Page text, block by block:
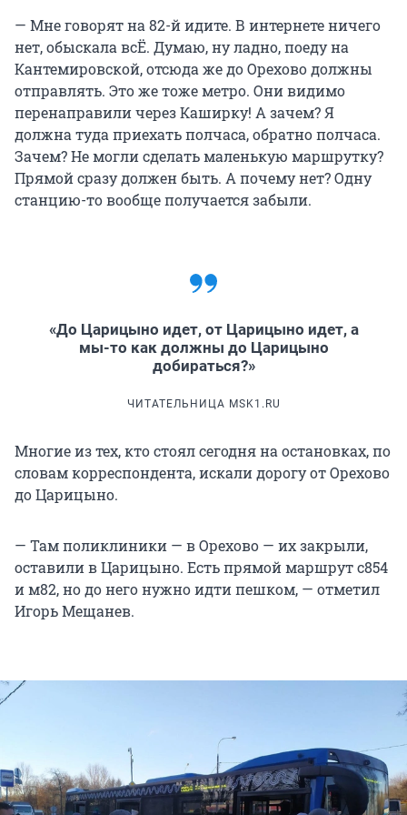
— Мне говорят на 82-й идите. В интернете ничего
нет, обыскала всЁ. Думаю, ну ладно, поеду на
Кантемировской, отсюда же до Орехово должны
отправлять. Это же тоже метро. Они видимо
перенаправили через Каширку! А зачем? Я
должна туда приехать полчаса, обратно полчаса.
Зачем? Не могли сделать маленькую маршрутку?
Прямой сразу должен быть. А почему нет? Одну
станцию-то вообще получается забыли.
«До Царицыно идет, от Царицыно идет, а
мы-то как должны до Царицыно
добираться?»
ЧИТАТЕЛЬНИЦА MSK1.RU
Многие из тех, кто стоял сегодня на остановках, по
словам корреспондента, искали дорогу от Орехово
до Царицыно.
— Там поликлиники — в Орехово — их закрыли,
оставили в Царицыно. Есть прямой маршрут с854
и м82, но до него нужно идти пешком, — отметил
Игорь Мещанев.